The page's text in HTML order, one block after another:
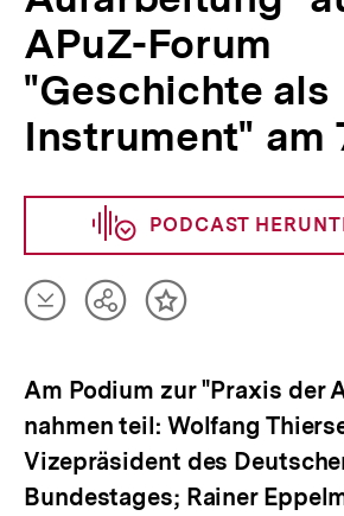
APuZ-Forum
"Geschichte als
Instrument" am
PODCAST
Artikel
herunterladen
TeilenInhalt
Am Podium zur "Praxis der
nahmen teil: Wolfang
Vizepräsident des
Bundestages; Rainer